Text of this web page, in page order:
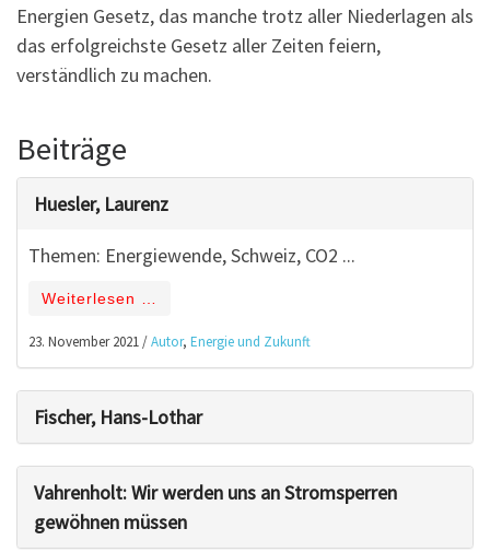
Energien Gesetz, das manche trotz aller Niederlagen als
das erfolgreichste Gesetz aller Zeiten feiern,
verständlich zu machen.
Beiträge
Huesler, Laurenz
Themen: Energiewende, Schweiz, CO2 ...
Weiterlesen …
23. November 2021/Autor, Energie und Zukunft
Fischer, Hans-Lothar
Vahrenholt: Wir werden uns an Stromsperren
gewöhnen müssen